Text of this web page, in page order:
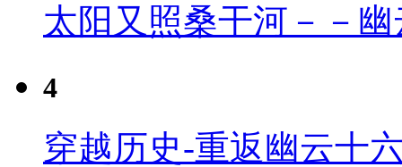
太阳又照桑干河－－
4
穿越历史-重返幽云十